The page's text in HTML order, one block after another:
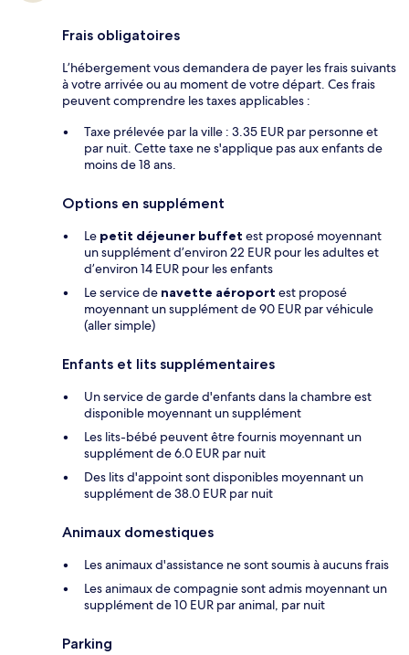
Frais obligatoires
L’hébergement vous demandera de payer les frais suivants
à votre arrivée ou au moment de votre départ. Ces frais
peuvent comprendre les taxes applicables :
Taxe prélevée par la ville : 3.35 EUR par personne et
par nuit. Cette taxe ne s'applique pas aux enfants de
moins de 18 ans.
Options en supplément
Le petit déjeuner buffet est proposé moyennant
un supplément d’environ 22 EUR pour les adultes et
d’environ 14 EUR pour les enfants
Le service de navette aéroport est proposé
moyennant un supplément de 90 EUR par véhicule
(aller simple)
Enfants et lits supplémentaires
Un service de garde d'enfants dans la chambre est
disponible moyennant un supplément
Les lits-bébé peuvent être fournis moyennant un
supplément de 6.0 EUR par nuit
Des lits d'appoint sont disponibles moyennant un
supplément de 38.0 EUR par nuit
Animaux domestiques
Les animaux d'assistance ne sont soumis à aucuns frais
Les animaux de compagnie sont admis moyennant un
supplément de 10 EUR par animal, par nuit
Parking